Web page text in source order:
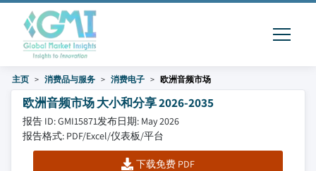
主页 消费品与服务 消费电子 欧洲音频市场
欧洲音频市场 大小和分享 2026-2035
报告 ID: GMI15871发布日期: May 2026
报告格式: PDF/Excel/仪表板/平台
下载免费 PDF